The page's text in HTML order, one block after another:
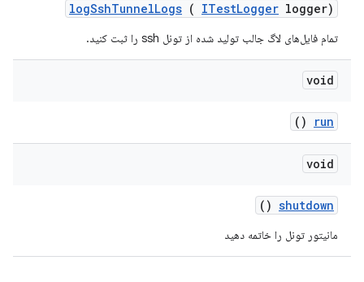
logSshTunnelLogs ( ITestLogger logger)
تمام فایل‌های لاگ جالب تولید شده از تونل ssh را ثبت کنید.
void
run
()
void
shutdown
()
مانیتور تونل را خاتمه دهید